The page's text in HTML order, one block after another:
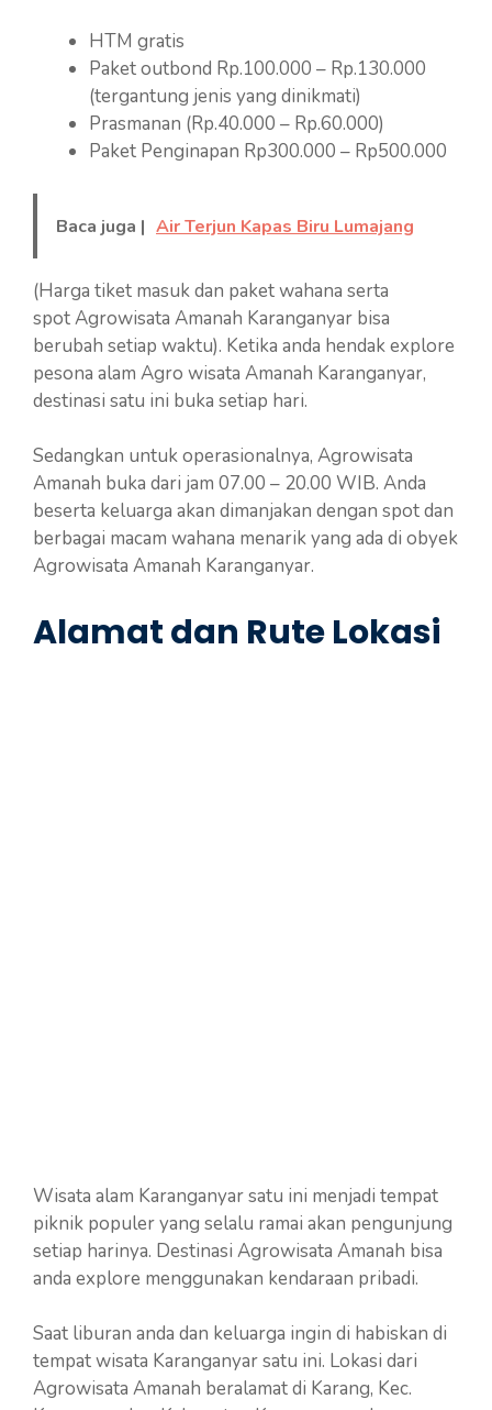
HTM gratis
Paket outbond Rp.100.000 – Rp.130.000
(tergantung jenis yang dinikmati)
Prasmanan (Rp.40.000 – Rp.60.000)
Paket Penginapan Rp300.000 – Rp500.000
Baca juga | Air Terjun Kapas Biru Lumajang
(Harga tiket masuk dan paket wahana serta
spot Agrowisata Amanah Karanganyar bisa
berubah setiap waktu). Ketika anda hendak explore
pesona alam Agro wisata Amanah Karanganyar,
destinasi satu ini buka setiap hari.
Sedangkan untuk operasionalnya, Agrowisata
Amanah buka dari jam 07.00 – 20.00 WIB. Anda
beserta keluarga akan dimanjakan dengan spot dan
berbagai macam wahana menarik yang ada di obyek
Agrowisata Amanah Karanganyar.
Alamat dan Rute Lokasi
Wisata alam Karanganyar satu ini menjadi tempat
piknik populer yang selalu ramai akan pengunjung
setiap harinya. Destinasi Agrowisata Amanah bisa
anda explore menggunakan kendaraan pribadi.
Saat liburan anda dan keluarga ingin di habiskan di
tempat wisata Karanganyar satu ini. Lokasi dari
Agrowisata Amanah beralamat di Karang, Kec.